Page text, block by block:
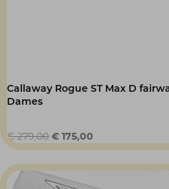
Callaway Rogue ST Max D
Dames
€279,00 Oorspronkelijke
prijs
was:
€ 279,00.
€ 175,00
prijs
is: